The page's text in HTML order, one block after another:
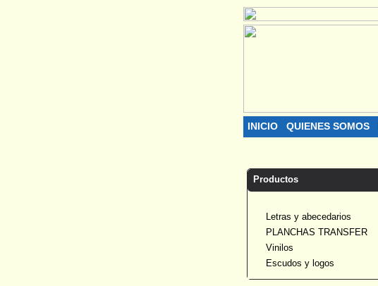
INICIO QUIENES SOMOS
Productos
Letras y abecedarios
PLANCHAS TRANSFER
Vinilos
Escudos y logos